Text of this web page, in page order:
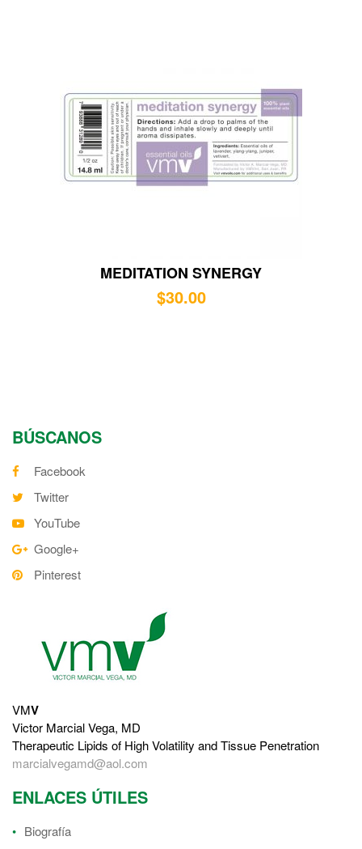
MEDITATION SYNERGY
$30.00
BÚSCANOS
Facebook
Twitter
YouTube
Google+
Pinterest
VMV
Victor Marcial Vega, MD
Therapeutic Lipids of High Volatility and Tissue Penetration
marcialvegamd@aol.com
ENLACES ÚTILES
Biografía